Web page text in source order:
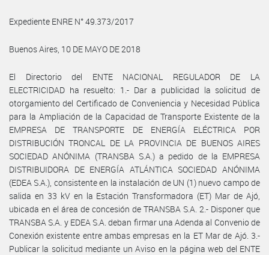
Expediente ENRE N° 49.373/2017
Buenos Aires, 10 DE MAYO DE 2018
El Directorio del ENTE NACIONAL REGULADOR DE LA
ELECTRICIDAD ha resuelto: 1.- Dar a publicidad la solicitud de
otorgamiento del Certificado de Conveniencia y Necesidad Pública
para la Ampliación de la Capacidad de Transporte Existente de la
EMPRESA DE TRANSPORTE DE ENERGÍA ELÉCTRICA POR
DISTRIBUCIÓN TRONCAL DE LA PROVINCIA DE BUENOS AIRES
SOCIEDAD ANÓNIMA (TRANSBA S.A.) a pedido de la EMPRESA
DISTRIBUIDORA DE ENERGÍA ATLÁNTICA SOCIEDAD ANÓNIMA
(EDEA S.A.), consistente en la instalación de UN (1) nuevo campo de
salida en 33 kV en la Estación Transformadora (ET) Mar de Ajó,
ubicada en el área de concesión de TRANSBA S.A. 2.- Disponer que
TRANSBA S.A. y EDEA S.A. deban firmar una Adenda al Convenio de
Conexión existente entre ambas empresas en la ET Mar de Ajó. 3.-
Publicar la solicitud mediante un Aviso en la página web del ENTE